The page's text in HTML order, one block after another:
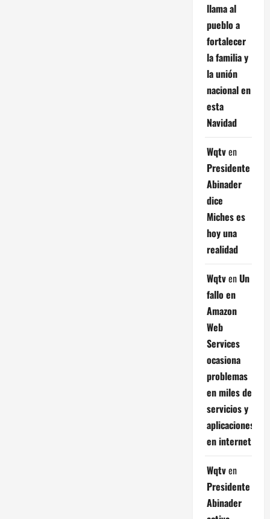
llama al
pueblo a
fortalecer
la familia y
la unión
nacional en
esta
Navidad
Wqtven
Presidente
Abinader
dice
Miches es
hoy una
realidad
WqtvenUn
fallo en
Amazon
Web
Services
ocasiona
problemas
en miles de
servicios y
aplicaciones
en internet
Wqtven
Presidente
Abinader